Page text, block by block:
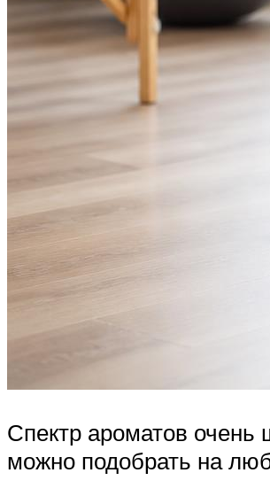
Спектр ароматов очень
можно подобрать на